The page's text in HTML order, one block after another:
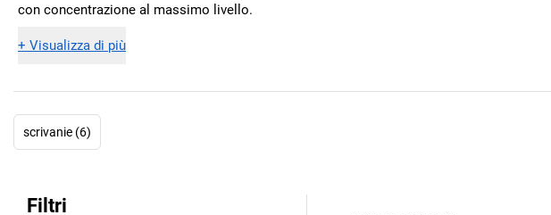
con concentrazione al massimo livello.
+ Visualizza di più
scrivanie (6)
Filtri